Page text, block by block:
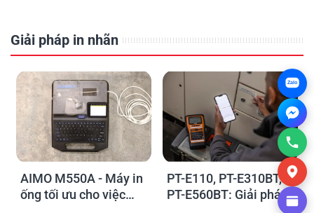
Giải pháp in nhãn
AIMO M550A - Máy in
ống tối ưu cho việc
PT-E110, PT-E310BT,
PT-E560BT: Giải pháp
Zalo